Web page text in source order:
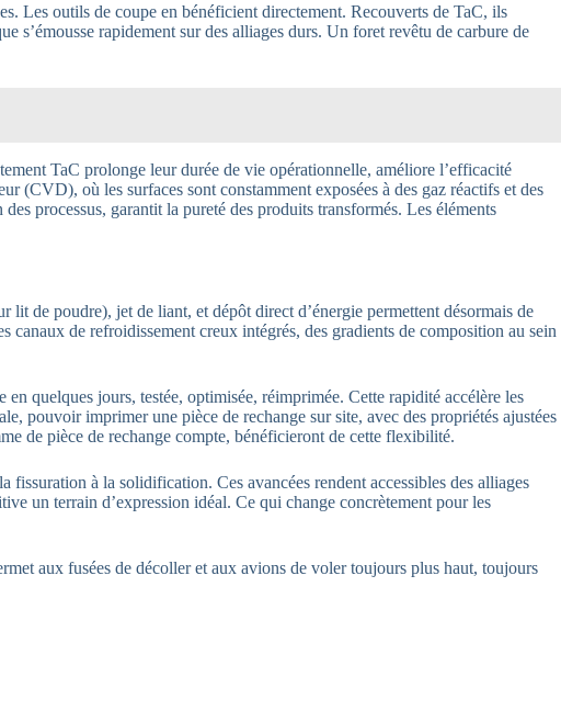
Les outils de coupe en bénéficient directement. Recouverts de TaC, ils
s’émousse rapidement sur des alliages durs. Un foret revêtu de carbure de
TaC prolonge leur durée de vie opérationnelle, améliore l’efficacité
(CVD), où les surfaces sont constamment exposées à des gaz réactifs et des
processus, garantit la pureté des produits transformés. Les éléments
de poudre), jet de liant, et dépôt direct d’énergie permettent désormais de
canaux de refroidissement creux intégrés, des gradients de composition au sein
quelques jours, testée, optimisée, réimprimée. Cette rapidité accélère les
pouvoir imprimer une pièce de rechange sur site, avec des propriétés ajustées
de pièce de rechange compte, bénéficieront de cette flexibilité.
fissuration à la solidification. Ces avancées rendent accessibles des alliages
un terrain d’expression idéal. Ce qui change concrètement pour les
aux fusées de décoller et aux avions de voler toujours plus haut, toujours